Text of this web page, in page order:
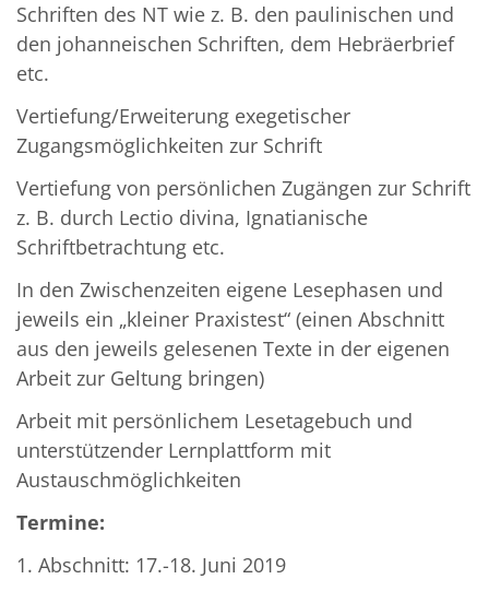
Schriften des NT wie z. B. den paulinischen und
den johanneischen Schriften, dem Hebräerbrief
etc.
Vertiefung/Erweiterung exegetischer
Zugangsmöglichkeiten zur Schrift
Vertiefung von persönlichen Zugängen zur Schrift
z. B. durch Lectio divina, Ignatianische
Schriftbetrachtung etc.
In den Zwischenzeiten eigene Lesephasen und
jeweils ein „kleiner Praxistest“ (einen Abschnitt
aus den jeweils gelesenen Texte in der eigenen
Arbeit zur Geltung bringen)
Arbeit mit persönlichem Lesetagebuch und
unterstützender Lernplattform mit
Austauschmöglichkeiten
Termine:
1. Abschnitt: 17.-18. Juni 2019